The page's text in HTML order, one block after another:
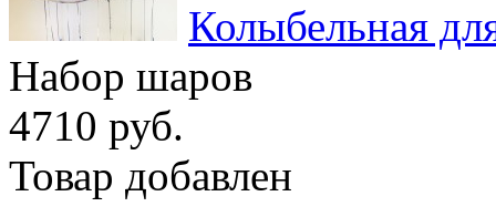
Колыбельная
Набор шаров
4710 руб.
Товар добавлен